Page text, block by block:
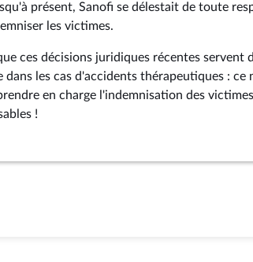
présent, Sanofi se délestait de toute
les victimes.
ces décisions juridiques récentes servent
dans les cas d'accidents thérapeutiques : ce
en charge l'indemnisation des
!